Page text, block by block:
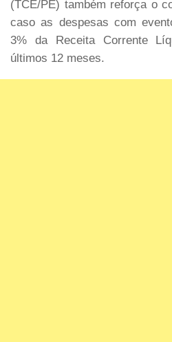
(TCE/PE) também reforça o
caso as despesas com
3% da Receita Corrente
últimos 12 meses.